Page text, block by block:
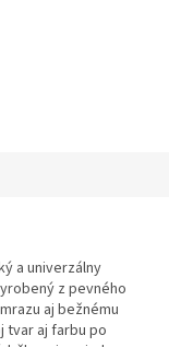
a univerzálny
z pevného
aj bežnému
tvar aj farbu po